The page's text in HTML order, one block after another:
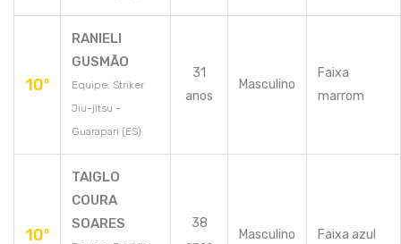
10º
RANIELI
GUSMÃO
Equipe: Striker
Jiu-jitsu -
Guarapari (ES)
31
anos
Masculino
Faixa
marrom
10º
TAIGLO
COURA
SOARES
38
Masculino Faixa azul